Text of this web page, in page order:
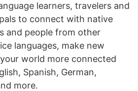
learners, travelers and
to connect with native
and people from other
languages, make new
world more connected
Spanish, German,
more.